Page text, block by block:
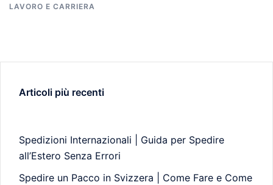
LAVORO E CARRIERA
Articoli più recenti
Spedizioni Internazionali | Guida per Spedire
all’Estero Senza Errori
Spedire un Pacco in Svizzera | Come Fare e Come